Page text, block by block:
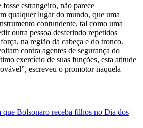
estrangeiro, não parece
qualquer lugar do mundo, que uma
contundente, tal como uma
outra pessoa desferindo repetidos
na região da cabeça e do tronco.
contra agentes de segurança do
exercício de suas funções, esta atitude
escreveu o promotor naquela
que Bolsonaro receba filhos no Dia dos